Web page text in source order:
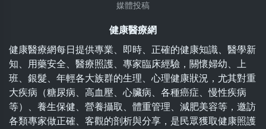
媒體投稿
健康醫療網
健康醫療網每日提供專業、即時、正確的健康知識、醫學新
知、用藥安全、醫療照護、專家臨床經驗，關懷婦幼、上
班、銀髮、年輕各大族群的生理、心理健康狀況，尤其對重
大疾病（糖尿病、高血壓、心臟病、各種癌症、慢性疾病
等）、養生保健、營養攝取、體重管理、減肥美容等，邀訪
各類專家做正確、客觀的剖析與分享，是民眾獲取健康照護